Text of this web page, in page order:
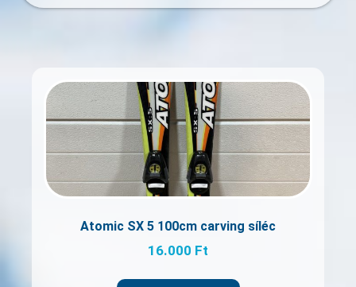
Atomic SX 5 100cm carving síléc
16.000 Ft